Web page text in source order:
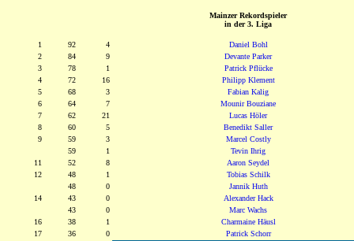
Mainzer Rekordspieler
in der 3. Liga
1 92 4
Daniel Bohl
2
84 9
Devante Parker
3
78 1
Patrick Pflücke
4
72 16
Philipp Klement
5
68 3
Fabian Kalig
6
64 7
Mounir Bouziane
7
62 21
Lucas Höler
8
60 5
Benedikt Saller
9
59 3
Marcel Costly
59
1
Tevin Ihrig
11
52 8
Aaron Seydel
12
48 1
Tobias Schilk
48
0
Jannik Huth
14
43 0
Alexander Hack
43
0
Marc Wachs
16
38 1
Charmaine Häusl
17
36 0
Patrick Schorr